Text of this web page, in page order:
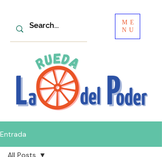
ME
NU
Entrada
All Posts